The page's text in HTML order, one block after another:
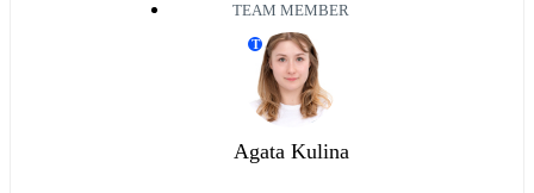
TEAM MEMBER
T
Agata Kulina